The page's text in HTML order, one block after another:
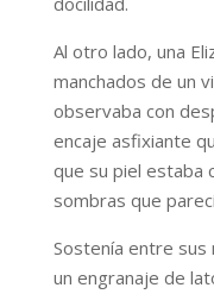
Al otro lado, una
manchados de un
observaba con
encaje asfixiante
que su piel estaba
sombras que
Sostenía entre sus
un engranaje de